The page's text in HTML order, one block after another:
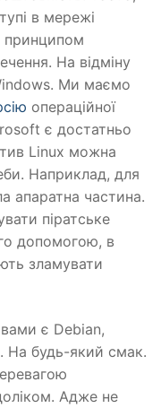
в мережі
принципом
На відміну
Ми маємо
операційної
є достатньо
Linux можна
Наприклад, для
апаратна частина.
піратське
допомогою, в
зламувати
є Debian,
На будь-який смак.
Адже не